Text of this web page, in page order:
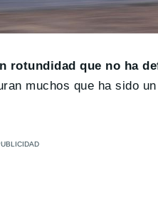
rotundidad que no ha
muchos que ha sido